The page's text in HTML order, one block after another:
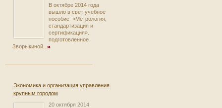
В октябре 2014 года
вышло в свет учебное
пособие «Метрология,
стандартизация и
сертификация».
подготовленное
Зворыкиной...
Экономика и организация управления
крупным городом
20 октября 2014